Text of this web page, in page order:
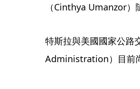
（Cinthya Umanzor）
特斯拉與美國國家公
Administration）目前